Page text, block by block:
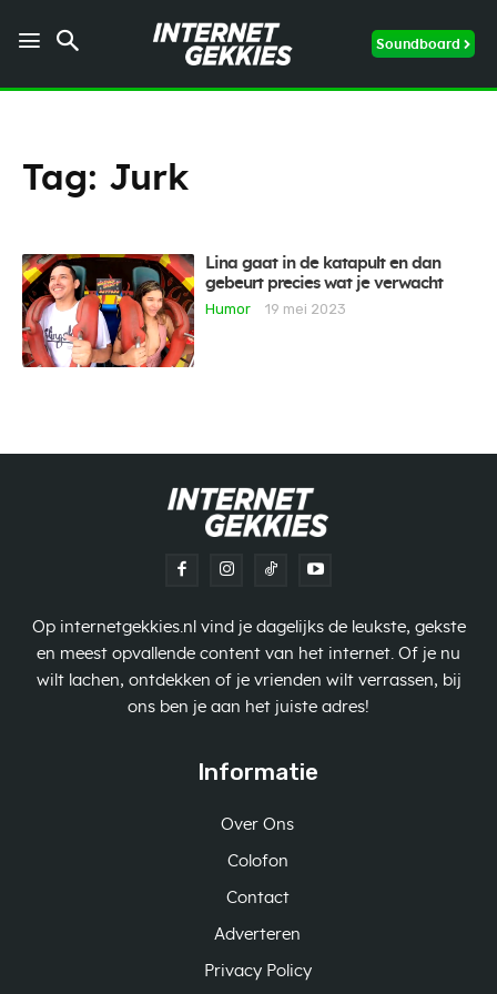
Soundboard
Tag: Jurk
Lina gaat in de katapult en dan
gebeurt precies wat je verwacht
Humor
19 mei 2023
Op internetgekkies.nl vind je dagelijks de leukste, gekste
en meest opvallende content van het internet. Of je nu
wilt lachen, ontdekken of je vrienden wilt verrassen, bij
ons ben je aan het juiste adres!
Informatie
Over Ons
Colofon
Contact
Adverteren
Privacy Policy